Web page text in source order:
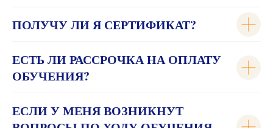
ПОЛУЧУ ЛИ Я СЕРТИФИКАТ?
ЕСТЬ ЛИ РАССРОЧКА НА ОПЛАТУ
ОБУЧЕНИЯ?
ЕСЛИ У МЕНЯ ВОЗНИКНУТ